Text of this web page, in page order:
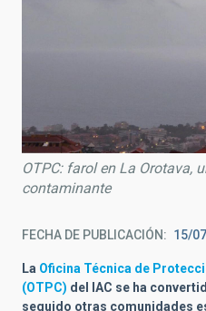
OTPC: farol en La Orotava,
contaminante
FECHA DE PUBLICACIÓN 15/
La Oficina Técnica de
(OTPC) del IAC se ha
seguido otras comunidades